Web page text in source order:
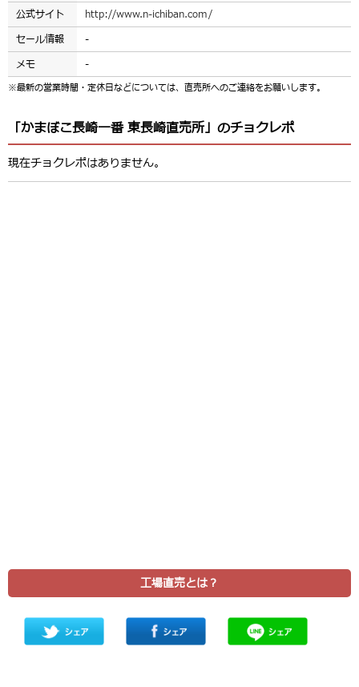
公式サイト
http://www.n-ichiban.com/
セール情報
-
メモ
-
※最新の営業時間・定休日などについては、直売所へのご連絡をお願いします。
「かまぼこ長崎一番 東長崎直売所」のチョクレポ
現在チョクレポはありません。
工場直売とは？